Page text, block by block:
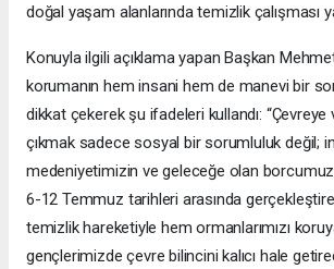
doğal yaşam alanlarında temizlik çalışması
Konuyla ilgili açıklama yapan Başkan
korumanın hem insani hem de manevi bir
dikkat çekerek şu ifadeleri kullandı:
çıkmak sadece sosyal bir sorumluluk değil;
medeniyetimizin ve geleceğe olan
6-12 Temmuz tarihleri arasında
temizlik hareketiyle hem ormanlarımızı
gençlerimizde çevre bilincini kalıcı hale